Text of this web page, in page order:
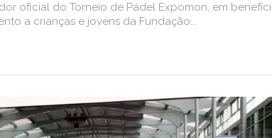
oficial do Torneio de Pádel Expomon, em
a crianças e jovens da Fundação...